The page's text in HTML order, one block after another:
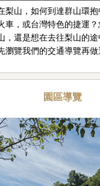
山，如何到達群山環抱
車，或台灣特色的捷運
，還是想在去往梨山的
瀏覽我們的交通導覽再做
園區導覽